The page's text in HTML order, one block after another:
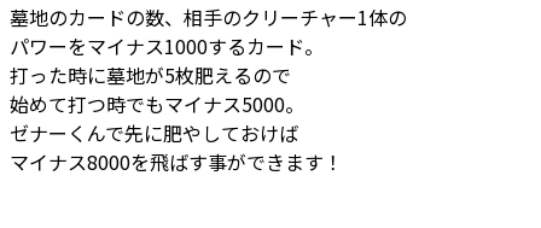
墓地のカードの数、相手のクリーチャー1体の
パワーをマイナス1000するカード。
打った時に墓地が5枚肥えるので
始めて打つ時でもマイナス5000。
ゼナーくんで先に肥やしておけば
マイナス8000を飛ばす事ができます！